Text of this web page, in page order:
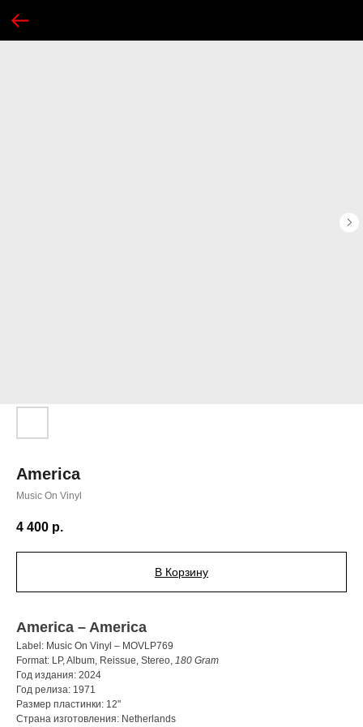
America
Music On Vinyl
4 400 р.
В Корзину
America – America
Label: Music On Vinyl – MOVLP769
Format: LP, Album, Reissue, Stereo, 180 Gram
Год издания: 2024
Год релиза: 1971
Размер пластинки: 12"
Страна изготовления: Netherlands